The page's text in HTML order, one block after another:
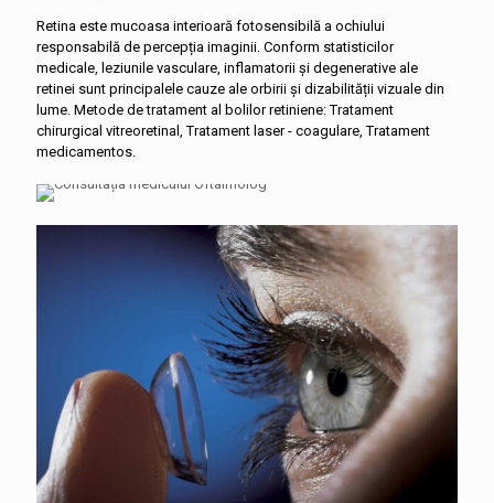
Retina este mucoasa interioară fotosensibilă a ochiului
responsabilă de percepția imaginii. Conform statisticilor
medicale, leziunile vasculare, inflamatorii și degenerative ale
retinei sunt principalele cauze ale orbirii și dizabilității vizuale din
lume. Metode de tratament al bolilor retiniene: Tratament
chirurgical vitreoretinal, Tratament laser - coagulare, Tratament
medicamentos.